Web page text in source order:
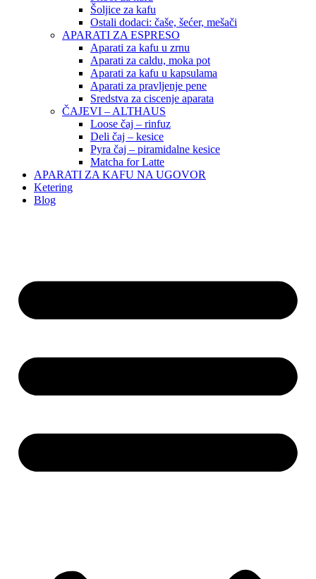
Šoljice za kafu
Ostali dodaci: čaše, šećer, mešači
APARATI ZA ESPRESO
Aparati za kafu u zrnu
Aparati za caldu, moka pot
Aparati za kafu u kapsulama
Aparati za pravljenje pene
Sredstva za ciscenje aparata
ČAJEVI – ALTHAUS
Loose čaj – rinfuz
Deli čaj – kesice
Pyra čaj – piramidalne kesice
Matcha for Latte
APARATI ZA KAFU NA UGOVOR
Ketering
Blog